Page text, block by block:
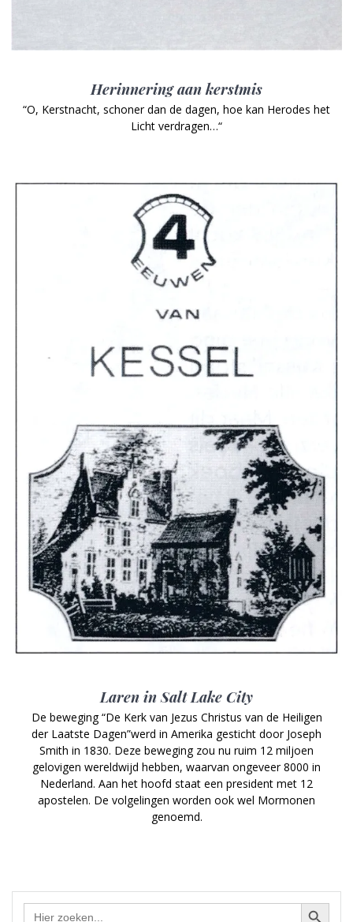
Herinnering aan kerstmis
“O, Kerstnacht, schoner dan de dagen, hoe kan Herodes het
Licht verdragen…“
Laren in Salt Lake City
De beweging “De Kerk van Jezus Christus van de Heiligen
der Laatste Dagen”werd in Amerika gesticht door Joseph
Smith in 1830. Deze beweging zou nu ruim 12 miljoen
gelovigen wereldwijd hebben, waarvan ongeveer 8000 in
Nederland. Aan het hoofd staat een president met 12
apostelen. De volgelingen worden ook wel Mormonen
genoemd.
Zoek Zoekknop